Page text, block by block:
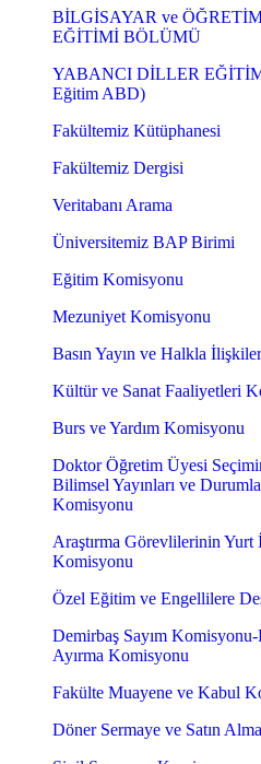
BİLGİSAYAR ve
EĞİTİMİ BÖLÜMÜ
YABANCI DİLLER
Eğitim ABD)
Fakültemiz Kütüphanesi
Fakültemiz Dergisi
Veritabanı Arama
Üniversitemiz BAP Birimi
Eğitim Komisyonu
Mezuniyet Komisyonu
Basın Yayın ve Halkla
Kültür ve Sanat Faaliyetleri
Burs ve Yardım Komisyonu
Doktor Öğretim Üyesi
Bilimsel Yayınları ve
Komisyonu
Araştırma Görevlilerinin Yurt
Komisyonu
Özel Eğitim ve Engellilere
Demirbaş Sayım
Ayırma Komisyonu
Fakülte Muayene ve Kabul
Döner Sermaye ve Satın